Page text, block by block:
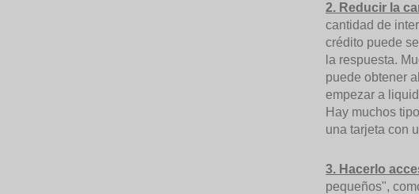
2. Reducir la
cantidad de
crédito puede
la respuesta.
puede obtener
empezar a
Hay muchos
una tarjeta con
3. Hacerlo
pequeños",